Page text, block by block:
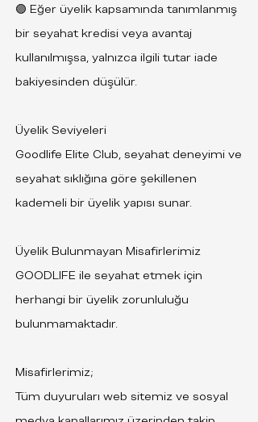
🟣 Eğer üyelik kapsamında tanımlanmış
bir seyahat kredisi veya avantaj
kullanılmışsa, yalnızca ilgili tutar iade
bakiyesinden düşülür.
Üyelik Seviyeleri
Goodlife Elite Club, seyahat deneyimi ve
seyahat sıklığına göre şekillenen
kademeli bir üyelik yapısı sunar.
Üyelik Bulunmayan Misafirlerimiz
GOODLIFE ile seyahat etmek için
herhangi bir üyelik zorunluluğu
bulunmamaktadır.
Misafirlerimiz;
Tüm duyuruları web sitemiz ve sosyal